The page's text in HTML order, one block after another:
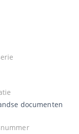
documenten